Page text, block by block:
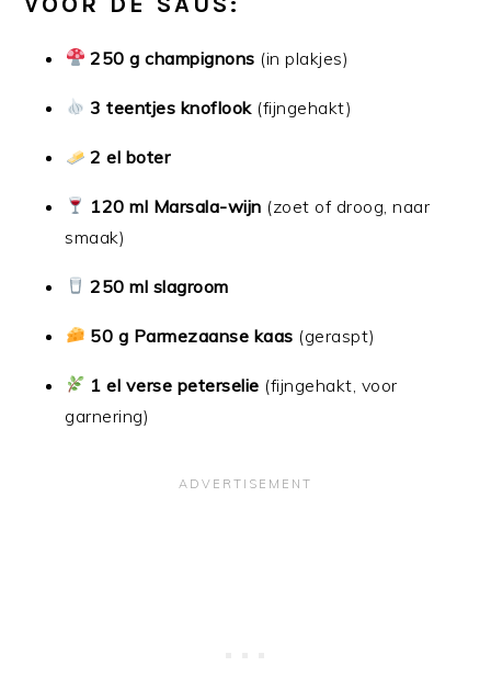
250 g champignons (in plakjes)
3 teentjes knoflook(fijngehakt)
2 el boter
120 ml Marsala-wijn (zoet of droog, naar
smaak)
250 ml slagroom
50 g Parmezaanse kaas (geraspt)
1 el verse peterselie (fijngehakt, voor
garnering)